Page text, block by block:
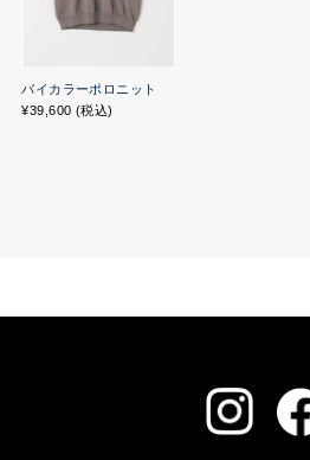
バイカラーポロニット
¥39,600 (税込)